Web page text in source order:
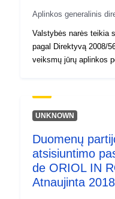
Aplinkos generalinis
Valstybės narės teikia
pagal Direktyvą 2008/
veiksmų jūrų aplinkos
UNKNOWN
Duomenų
atsisiuntimo
de ORIOL IN
Atnaujinta